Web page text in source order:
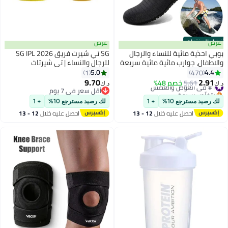
أفضل المنتجات
عرض
بوبي احذية مائية للنساء والرجال
والاطفال، جوارب مائية مائية سريعة
الجفاف سهلة الارتداء للسباحة
والشاطئ والغطس وركوب الامواج
والتجديف والشاطئ والمشي
واليوغا
4.4
470
د.ك‏2.91
5.61خصم 48% #1 في الغوص والغطس
بتخلّص بسرعة
#1 في الغوص والغطس
لك رصيد مسترجع 10% + 1
احصل عليه خلال 12 - 13
عرض
SG تي شيرت فريق SG IPL 2026
للرجال والنساء | تي شيرتات
مطبوعة تشيناي
5.0
1
د.ك‏9.70
أقل سعر في 7 يوم
أقل سعر في 7 يوم
لك رصيد مسترجع 10% + 1
احصل عليه خلال 12 - 13